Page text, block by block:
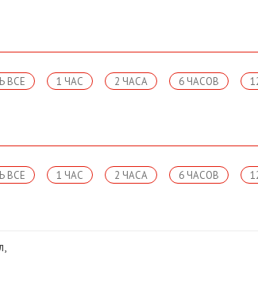
6 ЧАСОВ
2 ЧАСА
1 ЧАС
ВСЕ
6 ЧАСОВ
2 ЧАСА
1 ЧАС
ВСЕ